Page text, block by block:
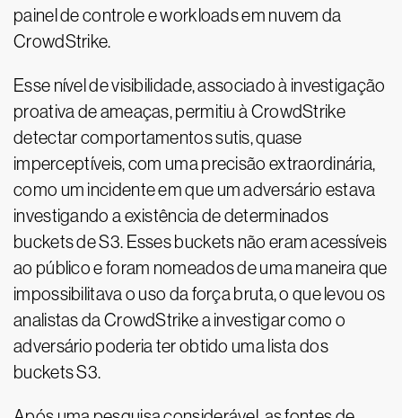
painel de controle e workloads em nuvem da
CrowdStrike.
Esse nível de visibilidade, associado à investigação
proativa de ameaças, permitiu à CrowdStrike
detectar comportamentos sutis, quase
imperceptíveis, com uma precisão extraordinária,
como um incidente em que um adversário estava
investigando a existência de determinados
buckets de S3. Esses buckets não eram acessíveis
ao público e foram nomeados de uma maneira que
impossibilitava o uso da força bruta, o que levou os
analistas da CrowdStrike a investigar como o
adversário poderia ter obtido uma lista dos
buckets S3.